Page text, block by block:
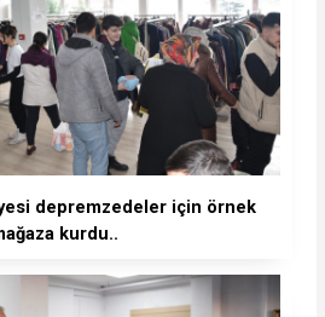
depremzedeler için örnek
kurdu..